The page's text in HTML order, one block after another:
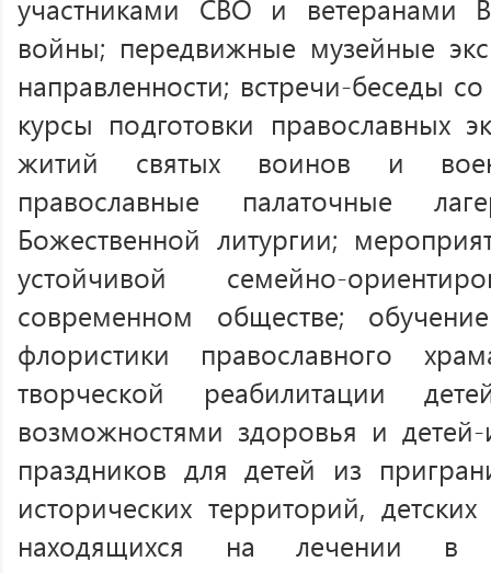
участниками СВО и ветеранами
войны; передвижные музейные
направленности; встречи-беседы
курсы подготовки православных
житий святых воинов и
православные палаточные
Божественной литургии;
устойчивой семейно-
современном обществе;
флористики православного
творческой реабилитации
возможностями здоровья и
праздников для детей из
исторических территорий,
находящихся на лечении в